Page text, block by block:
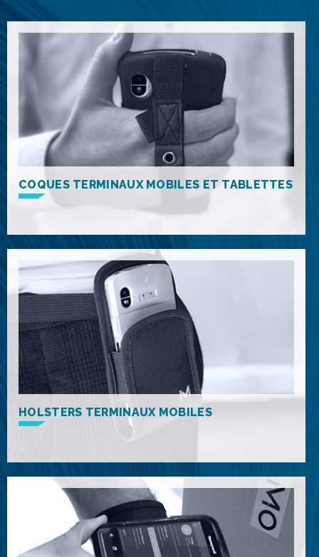
COQUES TERMINAUX MOBILES ET TABLETTES
HOLSTERS TERMINAUX MOBILES